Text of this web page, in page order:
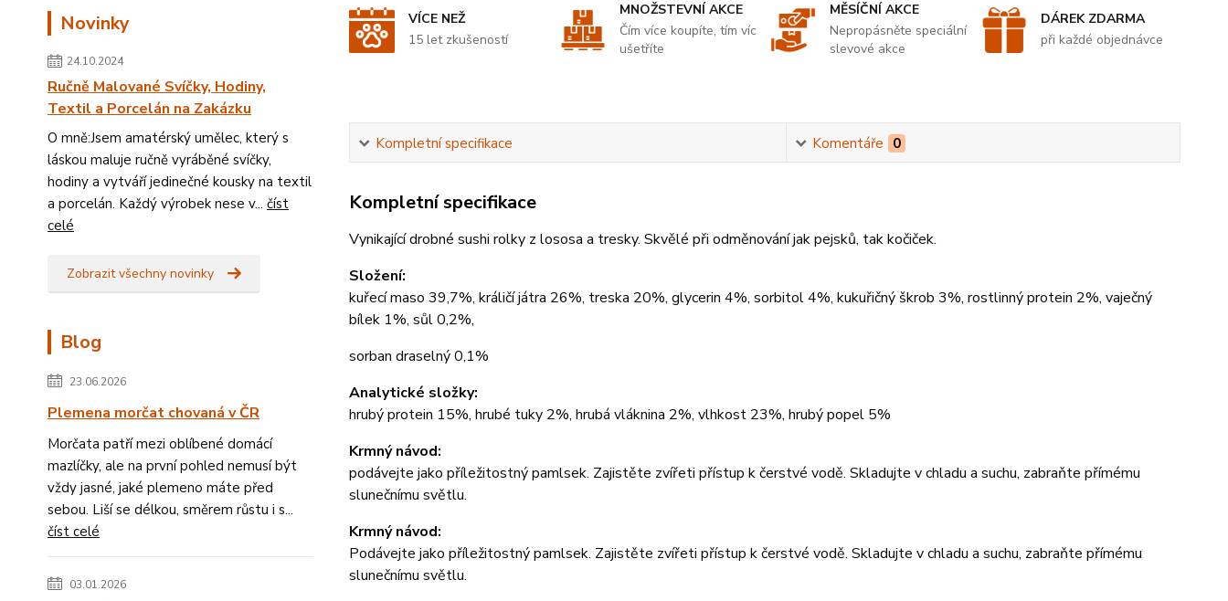
Novinky
24.10.2024
Ručně Malované Svíčky, Hodiny,
Textil a Porcelán na Zakázku
O mně:Jsem amatérský umělec, který s
láskou maluje ručně vyráběné svíčky,
hodiny a vytváří jedinečné kousky na textil
a porcelán. Každý výrobek nese v... číst
celé
Zobrazit všechny novinky
Blog
23.06.2026
Plemena morčat chovaná v ČR
Morčata patří mezi oblíbené domácí
mazlíčky, ale na první pohled nemusí být
vždy jasné, jaké plemeno máte před
sebou. Liší se délkou, směrem růstu i s...
číst celé
03.01.2026
VÍCE NEŽ
15 let zkušeností
MNOŽSTEVNÍ AKCE
Čím více koupíte, tím víc
ušetříte
MĚSÍČNÍ AKCE
Nepropásněte speciální
slevové akce
DÁREK ZDARMA
při každé objednávce
Kompletní specifikace Komentáře 0
Kompletní specifikace
Vynikající drobné sushi rolky z lososa a tresky. Skvělé při odměnování jak pejsků, tak kočiček.
Složení:
kuřecí maso 39,7%, králičí játra 26%, treska 20%, glycerin 4%, sorbitol 4%, kukuřičný škrob 3%, rostlinný protein 2%, vaječný
bílek 1%, sůl 0,2%,
sorban draselný 0,1%
Analytické složky:
hrubý protein 15%, hrubé tuky 2%, hrubá vláknina 2%, vlhkost 23%, hrubý popel 5%
Krmný návod:
podávejte jako příležitostný pamlsek. Zajistěte zvířeti přístup k čerstvé vodě. Skladujte v chladu a suchu, zabraňte přímému
slunečnímu světlu.
Krmný návod:
Podávejte jako příležitostný pamlsek. Zajistěte zvířeti přístup k čerstvé vodě. Skladujte v chladu a suchu, zabraňte přímému
slunečnímu světlu.